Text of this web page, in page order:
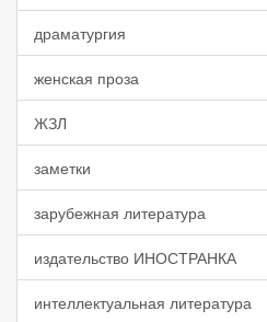
драматургия
женская проза
ЖЗЛ
заметки
зарубежная литература
издательство ИНОСТРАНКА
интеллектуальная литература